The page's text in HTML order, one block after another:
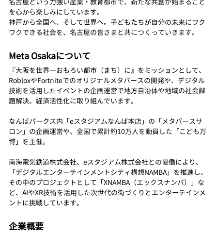
を心から楽しみにしています。
神戸から全国へ、そして世界へ。子どもたちが自分の未来にワク
ワクできる社会を、名古屋の皆さまと共につくっていきます。
Meta Osakaについて
『大阪を世界一おもろい都市（まち）に』をミッションとして、
RobloxやFortniteでのオリジナルメタバースの開発や、デジタル
技術を活用したイベントの企画運営で地方自治体や地域の社会課
題解決、経済活性化に取り組んでいます。
なんばパークス内「eスタジアムなんば本店」の「メタバースサ
ロン」の企画運営や、全国で累計約10万人を動員した「こども万
博」を主催。
南海電気鉄道株式会社、eスタジアム株式会社との協働により、
「デジタルエンターテインメントシティ構想NAMBA」を推進し、
その中のプロジェクトとして「XNAMBA（エックスナンバ）」な
ど、AIやXR技術を活用した次世代の街づくりとエンターテインメ
ントに挑戦しています。
企業概要